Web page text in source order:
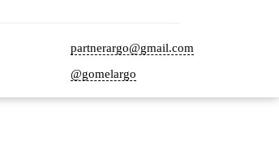
partnerargo@gmail.com
@gomelargo